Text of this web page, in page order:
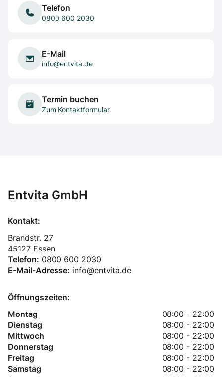
Telefon
0800 600 2030
E-Mail
info@entvita.de
Termin buchen
Zum Kontaktformular
Entvita GmbH
Kontakt:
Brandstr. 27
45127 Essen
Telefon: 0800 600 2030
E-Mail-Adresse: info@entvita.de
Öffnungszeiten:
Montag
08:00 - 22:00
Dienstag
08:00 - 22:00
Mittwoch
08:00 - 22:00
Donnerstag
08:00 - 22:00
Freitag
08:00 - 22:00
Samstag
08:00 - 22:00